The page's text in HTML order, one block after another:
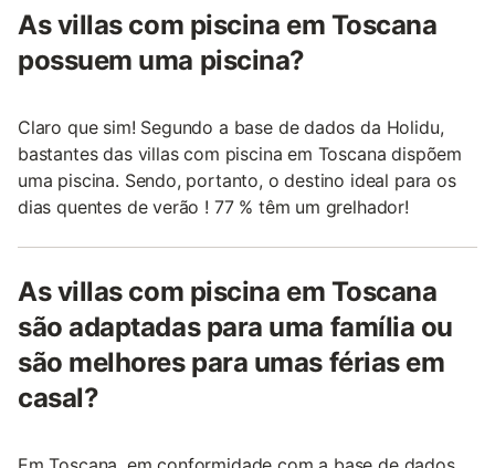
As villas com piscina em Toscana
possuem uma piscina?
Claro que sim! Segundo a base de dados da Holidu,
bastantes das villas com piscina em Toscana dispõem
uma piscina. Sendo, portanto, o destino ideal para os
dias quentes de verão ! 77 % têm um grelhador!
As villas com piscina em Toscana
são adaptadas para uma família ou
são melhores para umas férias em
casal?